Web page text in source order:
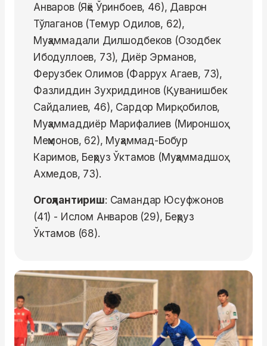
Анваров (Яҳё Ўринбоев, 46), Даврон
Тўлаганов (Темур Одилов, 62),
Муҳаммадали Дилшодбеков (Озодбек
Ибодуллоев, 73), Диёр Эрманов,
Ферузбек Олимов (Фаррух Агаев, 73),
Фазлиддин Зухриддинов (Қуванишбек
Сайдалиев, 46), Сардор Мирқобилов,
Муҳаммаддиёр Марифалиев (Мироншоҳ
Меҳмонов, 62), Муҳаммад-Бобур
Каримов, Беҳруз Ўктамов (Муҳаммадшоҳ
Ахмедов, 73).
Огоҳлантириш: Самандар Юсуфжонов
(41) - Ислом Анваров (29), Беҳруз
Ўктамов (68).